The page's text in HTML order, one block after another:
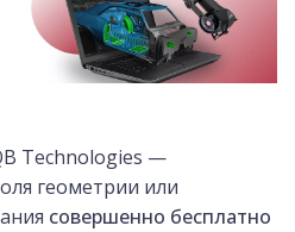
Technologies —
геометрии или
совершенно бесплатно